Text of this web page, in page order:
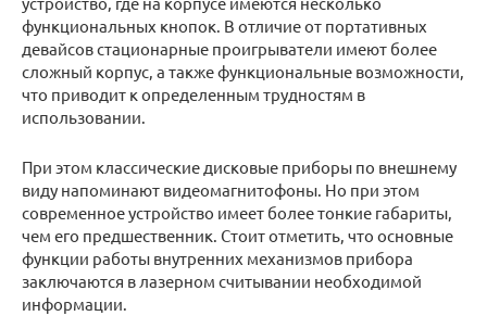
функциональных кнопок. В отличие от портативных
девайсов стационарные проигрыватели имеют более
сложный корпус, а также функциональные возможности,
что приводит к определенным трудностям в
использовании.
При этом классические дисковые приборы по внешнему
виду напоминают видеомагнитофоны. Но при этом
современное устройство имеет более тонкие габариты,
чем его предшественник. Стоит отметить, что основные
функции работы внутренних механизмов прибора
заключаются в лазерном считывании необходимой
информации.